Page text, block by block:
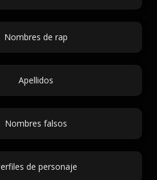
Nombres de rap
Apellidos
Nombres falsos
de personaje